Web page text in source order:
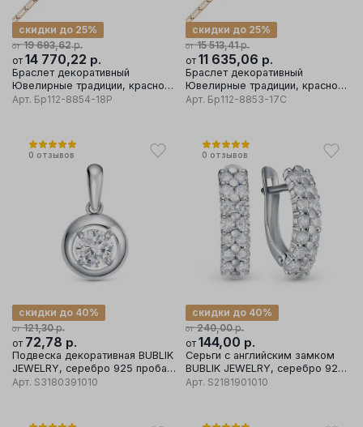
от 19 693,62р.
скидки до 25%
от 14 770,22 р.
Браслет декоративный
Ювелирные традиции, красное
золото 585 проба, вставка
Арт. Бр112-8854-18Р
от 15 513,41р.
скидки до 25%
от 11 635,06 р.
Браслет декоративный
Ювелирные традиции, красное
золото 585 проба, вставка
Арт. Бр112-8853-17С
0 отзывов
от 121,30р.
скидки до 40%
от 72,78 р.
Подвеска декоративная BUBLIK
JEWELRY, серебро 925 проба,
вставка фианит
Арт. S3180391010
0 отзывов
от 240,00р.
скидки до 40%
от 144,00 р.
Серьги с английским замком
BUBLIK JEWELRY, серебро 925
проба, вставка фианит
Арт. S2181901010